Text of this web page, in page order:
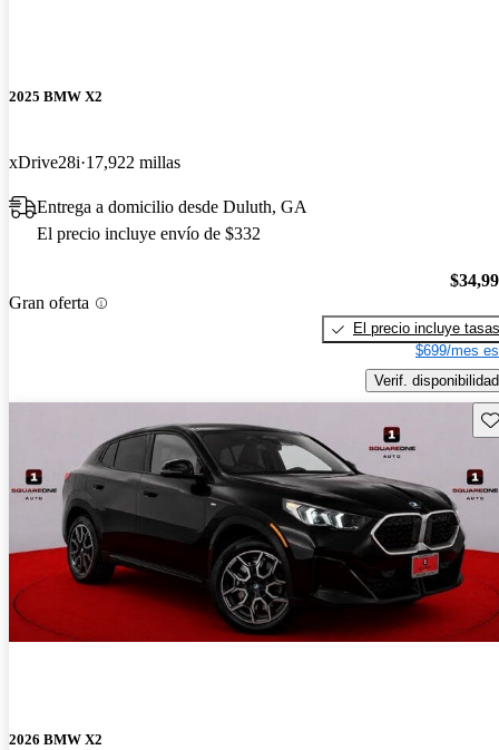
2025 BMW X2
xDrive28i 17,922 millas
Entrega a domicilio desde Duluth, GA
El precio incluye envío de $332
Gran oferta
El precio incluye tasas
$699/mes
Verif. disponibilidad
2026 BMW X2